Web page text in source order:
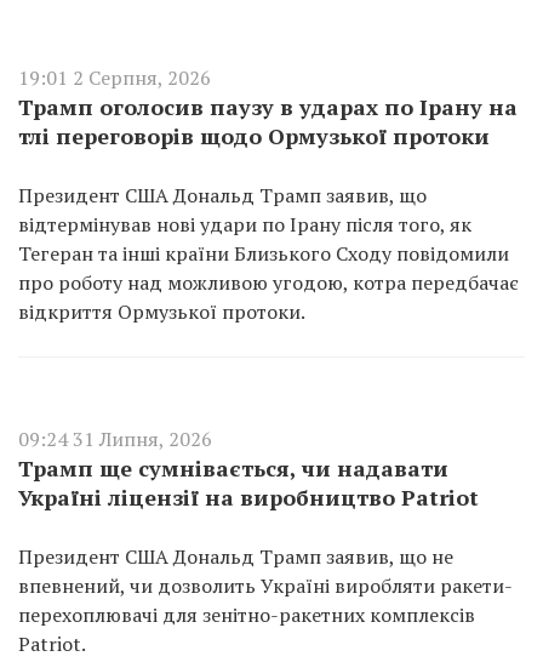
19:01 2 Серпня, 2026
Трамп оголосив паузу в ударах по Ірану на
тлі переговорів щодо Ормузької протоки
Президент США Дональд Трамп заявив, що
відтермінував нові удари по Ірану після того, як
Тегеран та інші країни Близького Сходу повідомили
про роботу над можливою угодою, котра передбачає
відкриття Ормузької протоки.
09:24 31 Липня, 2026
Трамп ще сумнівається, чи надавати
Україні ліцензії на виробництво Patriot
Президент США Дональд Трамп заявив, що не
впевнений, чи дозволить Україні виробляти ракети-
перехоплювачі для зенітно-ракетних комплексів
Patriot.